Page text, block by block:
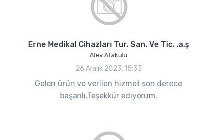
Erne Medikal Cihazları Tur. San. Ve Tic. .a.ş
Alev Atakulu
26 Aralık 2023, 15:33
Gelen ürün ve verilen hizmet son derece
başarılı.Teşekkür ediyorum.